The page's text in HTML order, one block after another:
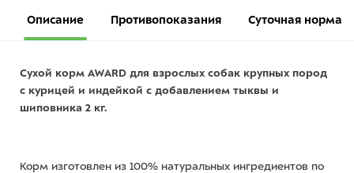
Описание Противопоказания Суточная норма
Сухой корм AWARD для взрослых собак крупных пород
с курицей и индейкой с добавлением тыквы и
шиповника 2 кг.
Корм изготовлен из 100% натуральных ингредиентов по